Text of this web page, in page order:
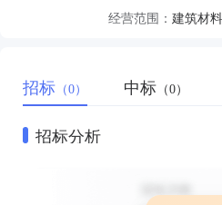
经营范围： 建筑材
招标 （0） 中标 （0）
招标分析